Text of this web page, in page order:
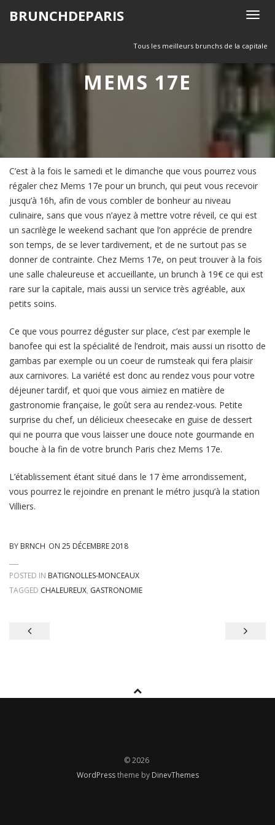
T
g
g
e
v
BRUNCHDEPARIS
Tous les meilleurs brunchs de la capitale
MEMS 17E
C’est à la fois le samedi et le dimanche que vous pourrez vous
régaler chez Mems 17e pour un brunch, qui peut vous recevoir
jusqu’à 16h, afin de vous combler de bonheur au niveau
culinaire, sans que vous n’ayez à mettre votre réveil, ce qui est
un sacrilège le weekend sachant que l’on apprécie de prendre
son temps, de se lever tardivement, et de ne surtout pas se
donner de contrainte. Chez Mems 17e, on peut trouver à la fois
une salle chaleureuse et accueillante, un brunch à 19€ ce qui est
rare sur la capitale, mais aussi un service très agréable, aux
petits soins.
Ce que vous pourrez déguster sur place, c’est par exemple le
banofee qui est la spécialité de l’endroit, mais aussi un risotto de
gambas par exemple ou un coeur de rumsteak qui fera plaisir
aux carnivores. La variété est donc au rendez vous pour votre
déjeuner tardif, et quoi que vous aimiez en matière de
gastronomie française, le goût sera au rendez-vous. Petite
surprise du chef, un délicieux cheesecake en guise de dessert
qui ne pourra que vous laisser une douce note gourmande en
bouche à la fin de votre brunch Paris chez Mems 17e.
L’établissement étant situé dans le 17 ème arrondissement,
vous pourrez le rejoindre en prenant le métro jusqu’à la station
Villiers.
BY BRNCH ON 25 DÉCEMBRE 2018
POSTED IN BATIGNOLLES-MONCEAUX
TAGGED CHALEUREUX, GASTRONOMIE
Navigation
© 2026
WordPresstheme by DinevThemes